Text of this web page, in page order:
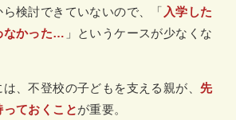
検討できていないので、「 入学した
なかった… 」というケースが少なくな
、不登校の子どもを支える親が、 先
ておくことが重要。